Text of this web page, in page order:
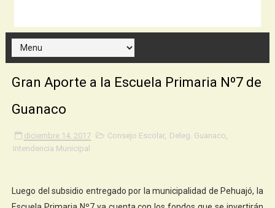
Gran Aporte a la Escuela Primaria Nº7 de
Guanaco
diciembre 14, 2017 Consejo Escolar, Deleg. Guanaco
Intendencia Municipal
Luego del subsidio entregado por la municipalidad de Pehuajó, la